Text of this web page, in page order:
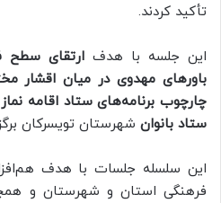
تأکید کردند.
این جلسه با هدف ارتقای سطح
باورهای مهدوی در میان اقشار
چارچوب برنامه‌های ستاد اقامه
ستاد بانوان شهرستان تویسرکان
این سلسله جلسات با هدف
فرهنگی استان و شهرستان و